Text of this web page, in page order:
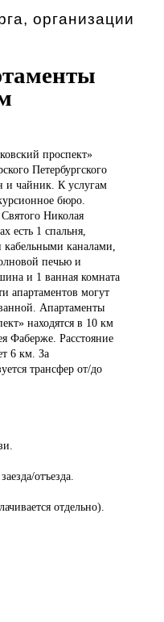
организации
проспект»
Петербургского
и чайник. К услугам
бюро.
Николая
есть 1 спальня,
кабельными каналами,
печью и
и 1 ванная комната
апартаментов могут
Апартаменты
находятся в 10 км
Фаберже. Расстояние
6 км. За
трансфер от/до
отъезда.
отдельно).